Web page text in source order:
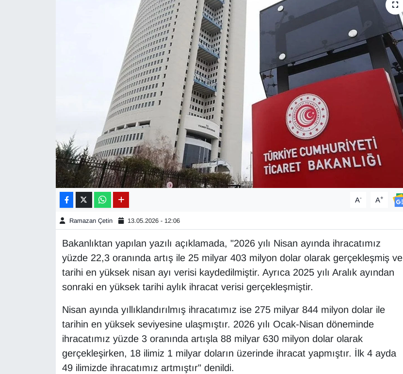
A- A+
Ramazan Çetin 13.05.2026 - 12:06
Bakanlıktan yapılan yazılı açıklamada, "2026 yılı Nisan ayında ihracatımız
yüzde 22,3 oranında artış ile 25 milyar 403 milyon dolar olarak gerçekleşmiş ve
tarihi en yüksek nisan ayı verisi kaydedilmiştir. Ayrıca 2025 yılı Aralık ayından
sonraki en yüksek tarihi aylık ihracat verisi gerçekleşmiştir.
Nisan ayında yıllıklandırılmış ihracatımız ise 275 milyar 844 milyon dolar ile
tarihin en yüksek seviyesine ulaşmıştır. 2026 yılı Ocak-Nisan döneminde
ihracatımız yüzde 3 oranında artışla 88 milyar 630 milyon dolar olarak
gerçekleşirken, 18 ilimiz 1 milyar doların üzerinde ihracat yapmıştır. İlk 4 ayda
49 ilimizde ihracatımız artmıştır" denildi.
En çok konuşulanlar
GENEL
HABERDE İNSAN
Kamu Alımları